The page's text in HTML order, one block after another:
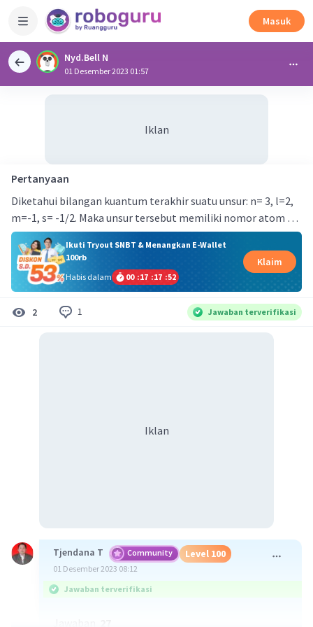
Masuk
Nyd.Bell N
01 Desember 2023 01:57
Iklan
Pertanyaan
Diketahui bilangan kuantum terakhir suatu unsur: n= 3, l=2,
m=-1, s= -1/2. Maka unsur tersebut memiliki nomor atom …
Ikuti Tryout SNBT & Menangkan E-Wallet
100rb
Habis dalam
00 :17 :17 :52
Klaim
2 1 Jawaban terverifikasi
Iklan
Tjendana T Community Level 100
01 Desember 2023 08:12
Jawaban terverifikasi